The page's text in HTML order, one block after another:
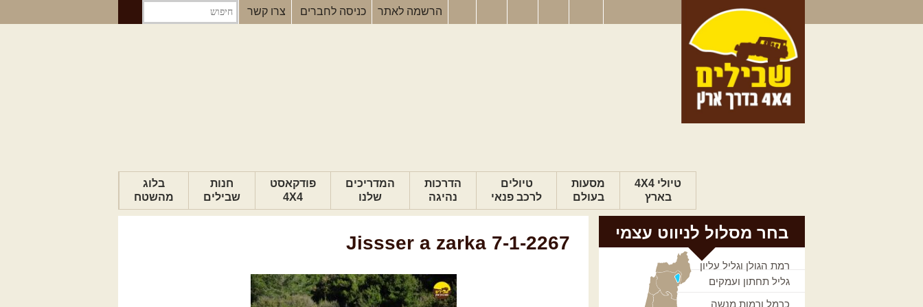
הרשמה לאתר כניסה לחברים צרו קשר
טיולי 4X4
בארץ
מסעות
בעולם
טיולים
לרכב פנאי
הדרכות
נהיגה
המדריכים
שלנו
פודקאסט
4X4
חנות
שבילים
בלוג
מהשטח
Jissser a zarka 7-1-2267 בחר מסלול לניווט עצמי
רמת הגולן וגליל עליון
גליל תחתון ועמקים
כרמל ורמות מנשה